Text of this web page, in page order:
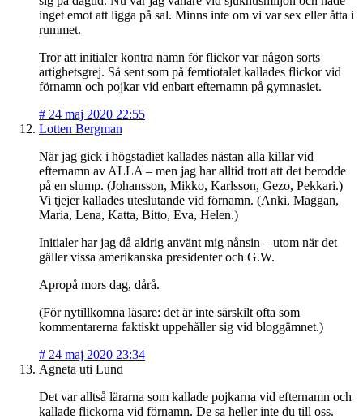
inget emot att ligga på sal. Minns inte om vi var sex eller åtta i
rummet.
Tror att initialer kontra namn för flickor var någon sorts
artighetsgrej. Så sent som på femtiotalet kallades flickor vid
förnamn och pojkar vid enbart efternamn på gymnasiet.
# 24 maj 2020 22:55
Lotten Bergman
När jag gick i högstadiet kallades nästan alla killar vid
efternamn av ALLA – men jag har alltid trott att det berodde
på en slump. (Johansson, Mikko, Karlsson, Gezo, Pekkari.)
Vi tjejer kallades uteslutande vid förnamn. (Anki, Maggan,
Maria, Lena, Katta, Bitto, Eva, Helen.)
Initialer har jag då aldrig använt mig nånsin – utom när det
gäller vissa amerikanska presidenter och G.W.
Apropå mors dag, dårå.
(För nytillkomna läsare: det är inte särskilt ofta som
kommentarerna faktiskt uppehåller sig vid bloggämnet.)
# 24 maj 2020 23:34
Agneta uti Lund
Det var alltså lärarna som kallade pojkarna vid efternamn och
kallade flickorna vid förnamn. De sa heller inte du till oss.